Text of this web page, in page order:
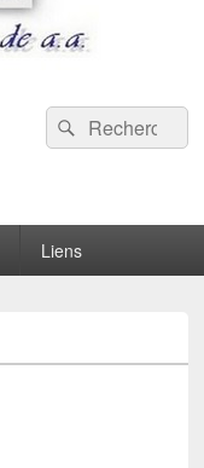
Recherche :
Rechercher
Liens